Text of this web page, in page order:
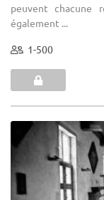
peuvent chacune
également ...
1-500